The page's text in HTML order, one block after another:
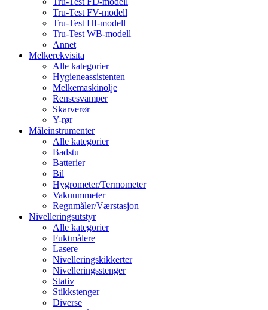
Tru-Test FV-modell
Tru-Test HI-modell
Tru-Test WB-modell
Annet
Melkerekvisita
Alle kategorier
Hygieneassistenten
Melkemaskinolje
Rensesvamper
Skarverør
Y-rør
Måleinstrumenter
Alle kategorier
Badstu
Batterier
Bil
Hygrometer/Termometer
Vakuummeter
Regnmåler/Værstasjon
Nivelleringsutstyr
Alle kategorier
Fuktmålere
Lasere
Nivelleringskikkerter
Nivelleringsstenger
Stativ
Stikkstenger
Diverse